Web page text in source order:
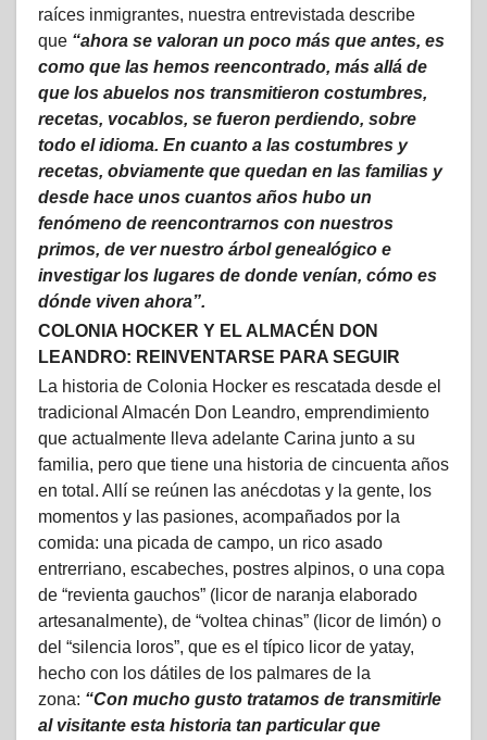
raíces inmigrantes, nuestra entrevistada describe
que “ahora se valoran un poco más que antes, es
como que las hemos reencontrado, más allá de
que los abuelos nos transmitieron costumbres,
recetas, vocablos, se fueron perdiendo, sobre
todo el idioma. En cuanto a las costumbres y
recetas, obviamente que quedan en las familias y
desde hace unos cuantos años hubo un
fenómeno de reencontrarnos con nuestros
primos, de ver nuestro árbol genealógico e
investigar los lugares de donde venían, cómo es
dónde viven ahora”.
COLONIA HOCKER Y EL ALMACÉN DON
LEANDRO: REINVENTARSE PARA SEGUIR
La historia de Colonia Hocker es rescatada desde el
tradicional Almacén Don Leandro, emprendimiento
que actualmente lleva adelante Carina junto a su
familia, pero que tiene una historia de cincuenta años
en total. Allí se reúnen las anécdotas y la gente, los
momentos y las pasiones, acompañados por la
comida: una picada de campo, un rico asado
entrerriano, escabeches, postres alpinos, o una copa
de “revienta gauchos” (licor de naranja elaborado
artesanalmente), de “voltea chinas” (licor de limón) o
del “silencia loros”, que es el típico licor de yatay,
hecho con los dátiles de los palmares de la
zona: “Con mucho gusto tratamos de transmitirle
al visitante esta historia tan particular que